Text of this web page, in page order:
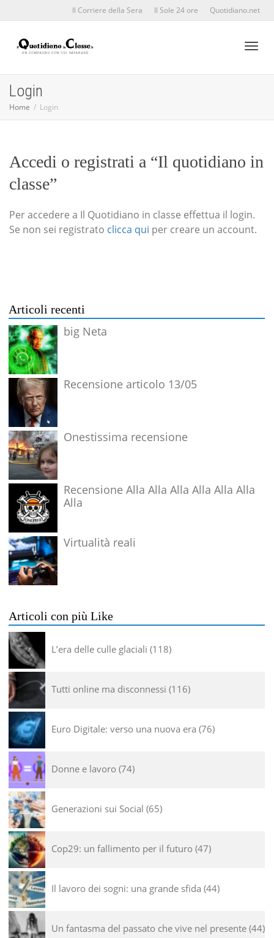
Il Corriere della Sera Il Sole 24 ore Quotidiano.net
Login
Home Login
Accedi o registrati a “Il quotidiano in
classe”
Per accedere a Il Quotidiano in classe effettua il login.
Se non sei registrato clicca qui per creare un account.
Articoli recenti
big Neta
Recensione articolo 13/05
Onestissima recensione
Recensione Alla Alla Alla Alla Alla Alla
Alla
Virtualità reali
Articoli con più Like
L’era delle culle glaciali 118
Tutti online ma disconnessi 116
Euro Digitale: verso una nuova era 76
Donne e lavoro 74
Generazioni sui Social 65
Cop29: un fallimento per il futuro 47
Il lavoro dei sogni: una grande sfida 44
Un fantasma del passato che vive nel presente 44